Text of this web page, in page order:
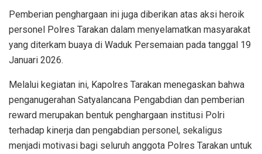
Pemberian penghargaan ini juga diberikan atas aksi heroik
personel Polres Tarakan dalam menyelamatkan masyarakat
yang diterkam buaya di Waduk Persemaian pada tanggal 19
Januari 2026.
Melalui kegiatan ini, Kapolres Tarakan menegaskan bahwa
penganugerahan Satyalancana Pengabdian dan pemberian
reward merupakan bentuk penghargaan institusi Polri
terhadap kinerja dan pengabdian personel, sekaligus
menjadi motivasi bagi seluruh anggota Polres Tarakan untuk